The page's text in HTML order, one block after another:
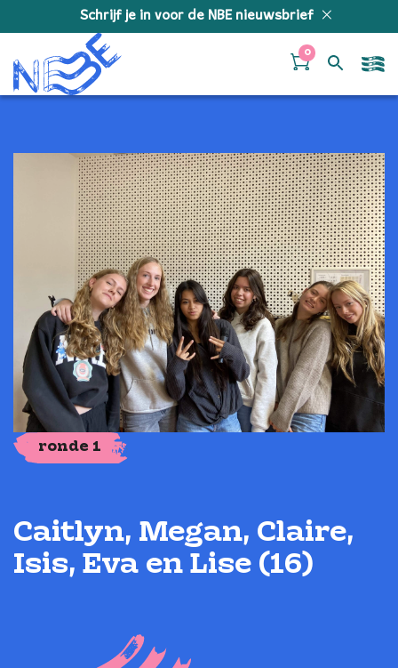
Schrijf je in voor de NBE nieuwsbrief
0
ronde 1
Caitlyn, Megan, Claire,
Isis, Eva en Lise (16)